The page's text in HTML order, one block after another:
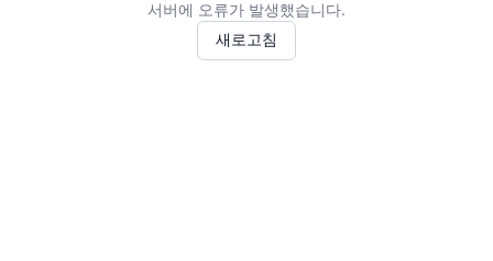
서버에 오류가 발생했습니다.
새로고침